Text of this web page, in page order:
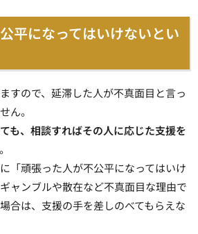
平になってはいけないとい
すので、延滞した人が不真面目と言っ
ん。
も、相談すればその人に応じた支援を
。
「頑張った人が不公平になってはいけ
ャンブルや散在など不真面目な理由で
合は、支援の手を差しのべてもらえな